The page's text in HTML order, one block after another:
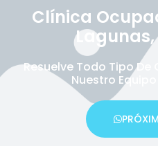
Clínica
Lagunas,
Resuelve Todo Tipo De
Nuestro Equipo